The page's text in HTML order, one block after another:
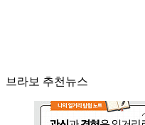
브라보 추천뉴스